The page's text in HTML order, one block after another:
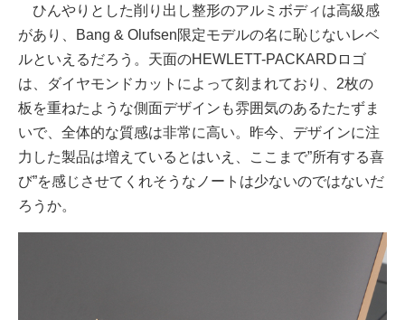
ひんやりとした削り出し整形のアルミボディは高級感
があり、Bang & Olufsen限定モデルの名に恥じないレベ
ルといえるだろう。天面のHEWLETT-PACKARDロゴ
は、ダイヤモンドカットによって刻まれており、2枚の
板を重ねたような側面デザインも雰囲気のあるたたずま
いで、全体的な質感は非常に高い。昨今、デザインに注
力した製品は増えているとはいえ、ここまで”所有する喜
び”を感じさせてくれそうなノートは少ないのではないだ
ろうか。